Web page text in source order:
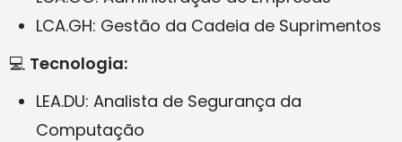
LCA.GH: Gestão da Cadeia de Suprimentos
💻 Tecnologia:
LEA.DU: Analista de Segurança da
Computação